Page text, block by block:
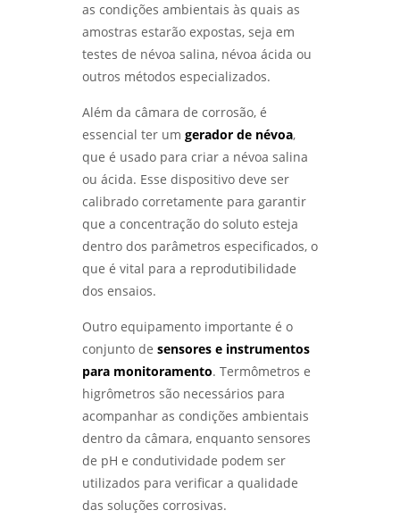
MÉTODOS EFICAZES DE ENSAIO DE CORROSÃO
ACELERADA EM SP PARA GARANTIR
QUALIDADE - LABMETAL
SÃO PAULO: CONFIRA AS MELHORES PRÁTICAS
ENSAIO METALOGRÁFICO: COMO ESSA
TÉCNICA REVELA A ESTRUTURA DOS
MATERIAIS METÁLICOS - LABMETAL
LABORATÓRIO METALÚRGICO: COMO
GARANTIR A QUALIDADE E SEGURANÇA DOS
SEUS MATERIAIS - LABMETAL
ANALISAR E COMPREENDER ESTRUTURAS
METÁLICAS COM PRECISÃO - LABMETAL
LABORATÓRIO METALOGRÁFICO: COMO
ESCOLHER O IDEAL PARA SUAS ANÁLISES E
TESTES - LABMETAL
ENSAIO DE IMPACTO CHARPY E IZOD:
ENGENHARIA - LABMETAL
as condições ambientais às quais as
amostras estarão expostas, seja em
testes de névoa salina, névoa ácida ou
outros métodos especializados.
Além da câmara de corrosão, é
essencial ter um gerador de névoa,
que é usado para criar a névoa salina
ou ácida. Esse dispositivo deve ser
calibrado corretamente para garantir
que a concentração do soluto esteja
dentro dos parâmetros especificados, o
que é vital para a reprodutibilidade
dos ensaios.
Outro equipamento importante é o
conjunto de sensores e instrumentos
para monitoramento. Termômetros e
higrômetros são necessários para
acompanhar as condições ambientais
dentro da câmara, enquanto sensores
de pH e condutividade podem ser
utilizados para verificar a qualidade
das soluções corrosivas.